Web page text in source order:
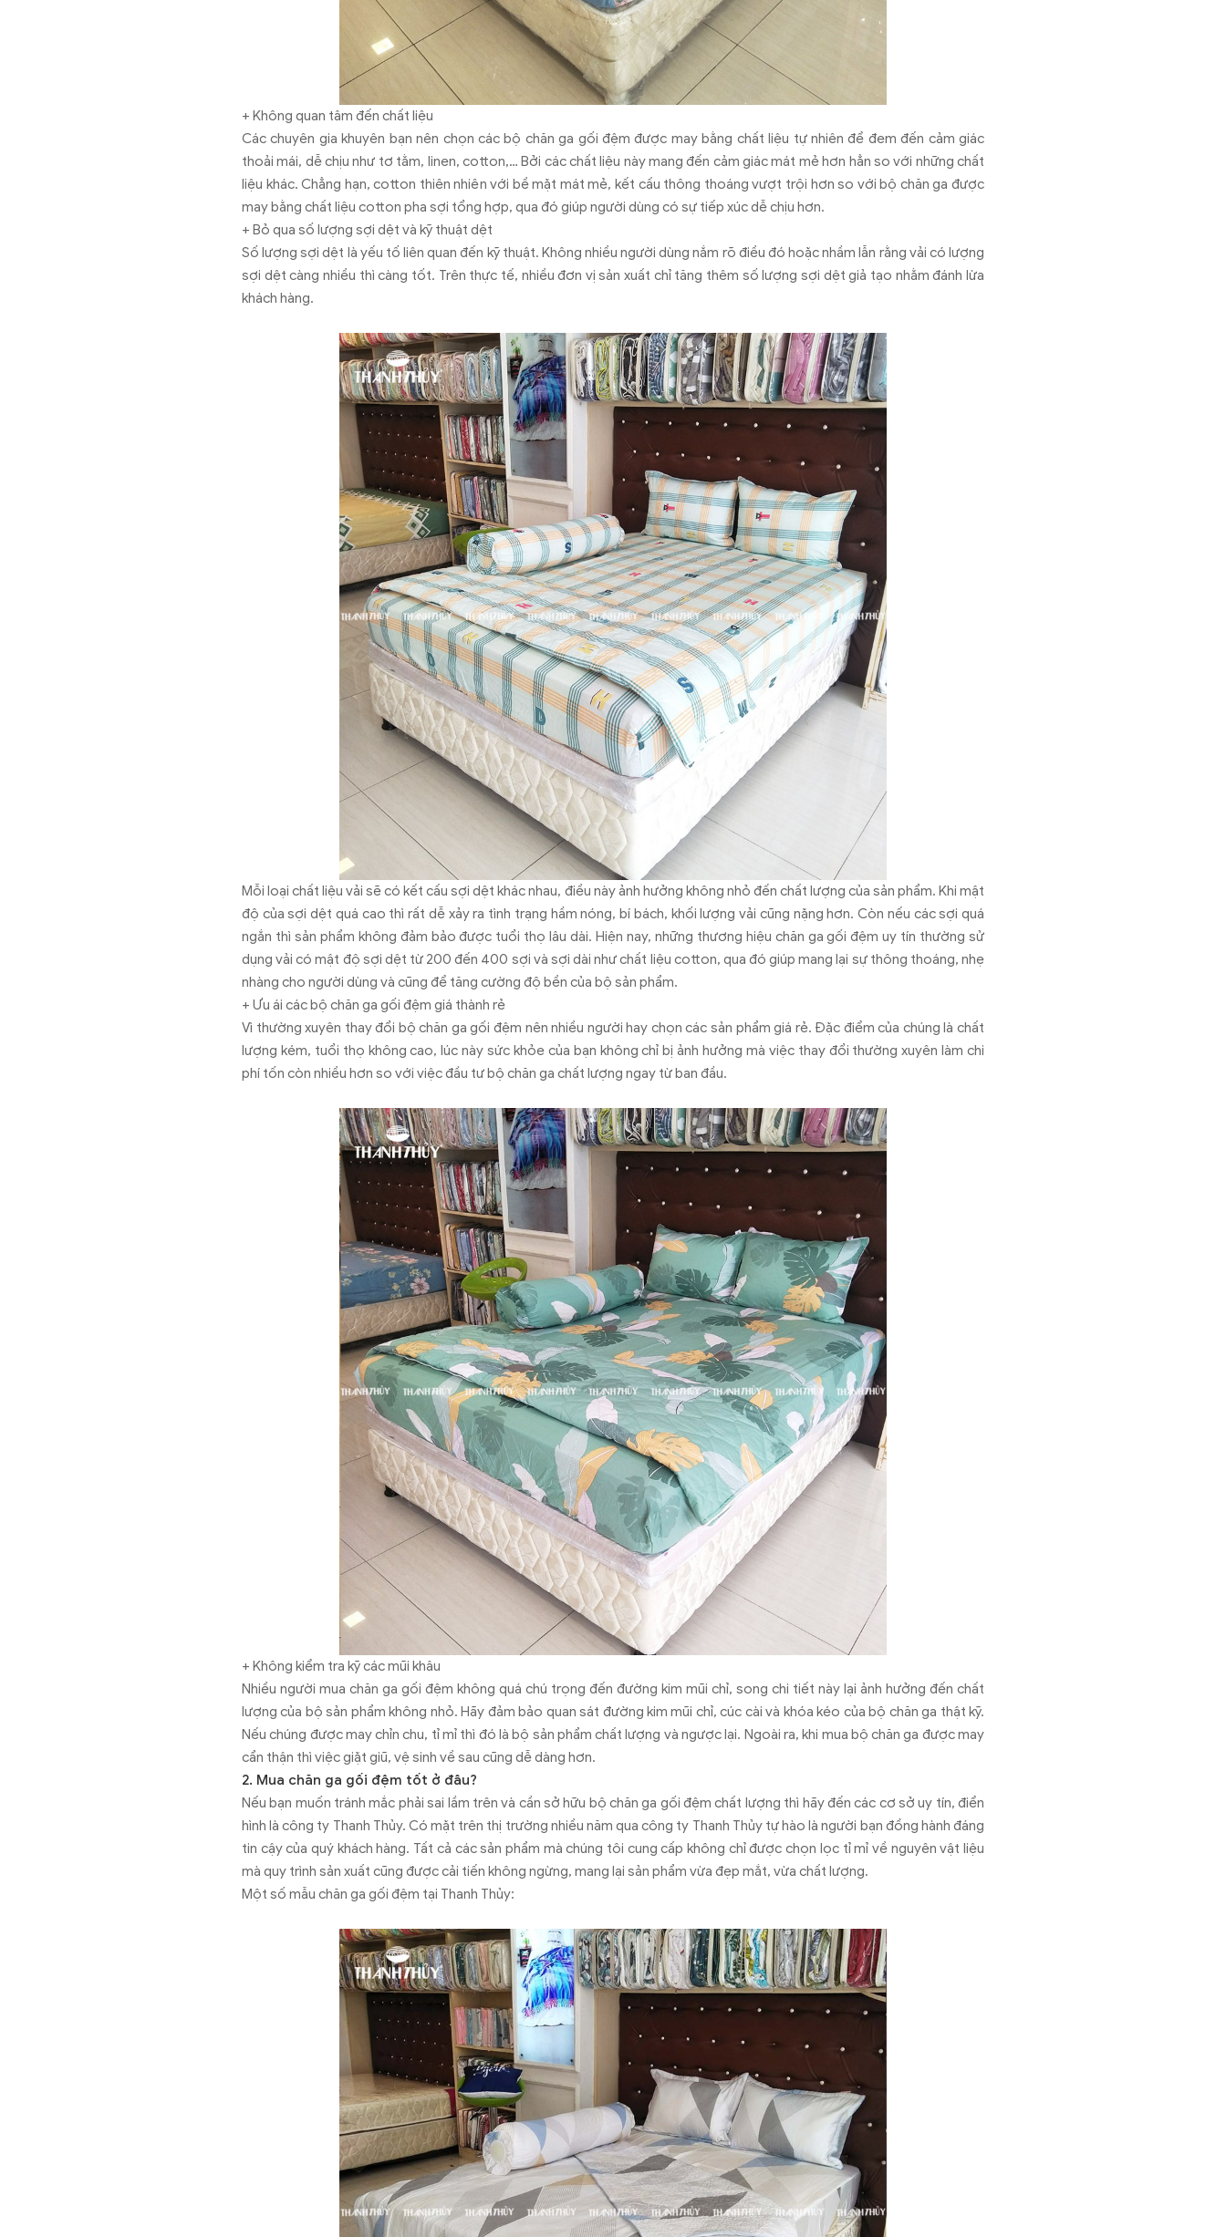
+ Không quan tâm đến chất liệu
Các chuyên gia khuyên bạn nên chọn các bộ chăn ga gối đệm được may bằng chất liệu tự nhiên để đem đến cảm giác
thoải mái, dễ chịu như tơ tằm, linen, cotton,… Bởi các chất liệu này mang đến cảm giác mát mẻ hơn hẳn so với những chất
liệu khác. Chẳng hạn, cotton thiên nhiên với bề mặt mát mẻ, kết cấu thông thoáng vượt trội hơn so với bộ chăn ga được
may bằng chất liệu cotton pha sợi tổng hợp, qua đó giúp người dùng có sự tiếp xúc dễ chịu hơn.
+ Bỏ qua số lượng sợi dệt và kỹ thuật dệt
Số lượng sợi dệt là yếu tố liên quan đến kỹ thuật. Không nhiều người dùng nắm rõ điều đó hoặc nhầm lẫn rằng vải có lượng
sợi dệt càng nhiều thì càng tốt. Trên thực tế, nhiều đơn vị sản xuất chỉ tăng thêm số lượng sợi dệt giả tạo nhằm đánh lừa
khách hàng.
Mỗi loại chất liệu vải sẽ có kết cấu sợi dệt khác nhau, điều này ảnh hưởng không nhỏ đến chất lượng của sản phẩm. Khi mật
độ của sợi dệt quá cao thì rất dễ xảy ra tình trạng hầm nóng, bí bách, khối lượng vải cũng nặng hơn. Còn nếu các sợi quá
ngắn thì sản phẩm không đảm bảo được tuổi thọ lâu dài. Hiện nay, những thương hiệu chăn ga gối đệm uy tín thường sử
dụng vải có mật độ sợi dệt từ 200 đến 400 sợi và sợi dài như chất liệu cotton, qua đó giúp mang lại sự thông thoáng, nhẹ
nhàng cho người dùng và cũng để tăng cường độ bền của bộ sản phẩm.
+ Ưu ái các bộ chăn ga gối đệm giá thành rẻ
Vì thường xuyên thay đổi bộ chăn ga gối đệm nên nhiều người hay chọn các sản phẩm giá rẻ. Đặc điểm của chúng là chất
lượng kém, tuổi thọ không cao, lúc này sức khỏe của bạn không chỉ bị ảnh hưởng mà việc thay đổi thường xuyên làm chi
phí tốn còn nhiều hơn so với việc đầu tư bộ chăn ga chất lượng ngay từ ban đầu.
+ Không kiểm tra kỹ các mũi khâu
Nhiều người mua chăn ga gối đệm không quá chú trọng đến đường kim mũi chỉ, song chi tiết này lại ảnh hưởng đến chất
lượng của bộ sản phẩm không nhỏ. Hãy đảm bảo quan sát đường kim mũi chỉ, cúc cài và khóa kéo của bộ chăn ga thật kỹ.
Nếu chúng được may chỉn chu, tỉ mỉ thì đó là bộ sản phẩm chất lượng và ngược lại. Ngoài ra, khi mua bộ chăn ga được may
cẩn thận thì việc giặt giũ, vệ sinh về sau cũng dễ dàng hơn.
2. Mua chăn ga gối đệm tốt ở đâu?
Nếu bạn muốn tránh mắc phải sai lầm trên và cần sở hữu bộ chăn ga gối đệm chất lượng thì hãy đến các cơ sở uy tín, điển
hình là công ty Thanh Thủy. Có mặt trên thị trường nhiều năm qua công ty Thanh Thủy tự hào là người bạn đồng hành đáng
tin cậy của quý khách hàng. Tất cả các sản phẩm mà chúng tôi cung cấp không chỉ được chọn lọc tỉ mỉ về nguyên vật liệu
mà quy trình sản xuất cũng được cải tiến không ngừng, mang lại sản phẩm vừa đẹp mắt, vừa chất lượng.
Một số mẫu chăn ga gối đệm tại Thanh Thủy: